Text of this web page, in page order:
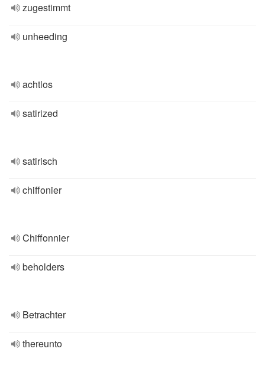
zugestimmt
unheeding
achtlos
satirized
satirisch
chiffonier
Chiffonnier
beholders
Betrachter
thereunto